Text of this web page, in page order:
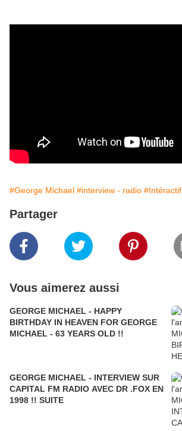
#George Michael #interview - radio #Intéractif
Partager
Vous aimerez aussi
GEORGE MICHAEL - HAPPY
BIRTHDAY IN HEAVEN FOR GEORGE
MICHAEL - 63 YEARS OLD !!
GEORGE MICHAEL - INTERVIEW SUR
CAPITAL FM RADIO AVEC DR .FOX EN
1998 !! SUITE